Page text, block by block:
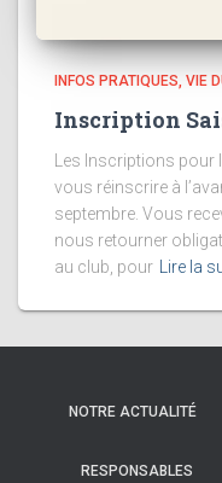
INFOS PRATIQUES VIE
Inscription
Les Inscriptions
vous réinscrire à
septembre. Vous
nous retourner
au club, pour
Lire la
NOTRE ACTUALITÉ
RESPONSABLES